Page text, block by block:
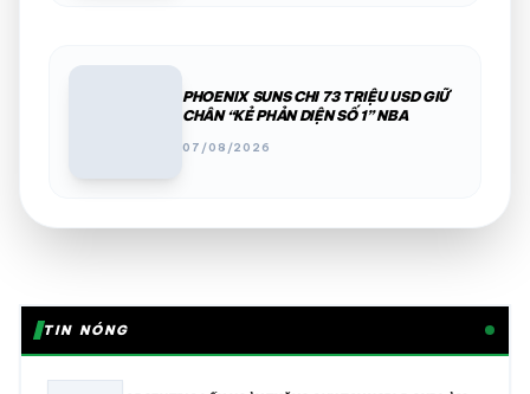
PHOENIX SUNS CHI 73 TRIỆU USD GIỮ
CHÂN “KẺ PHẢN DIỆN SỐ 1” NBA
07/08/2026
TIN NÓNG